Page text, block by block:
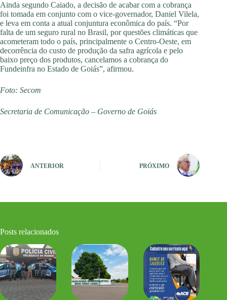
Ainda segundo Caiado, a decisão de acabar com a cobrança
foi tomada em conjunto com o vice-governador, Daniel Vilela,
e leva em conta a atual conjuntura econômica do país. “Por
falta de um seguro rural no Brasil, por questões climáticas que
acometeram todo o país, principalmente o Centro-Oeste, em
decorrência do custo de produção da safra agrícola e pelo
baixo preço dos produtos, cancelamos a cobrança do
Fundeinfra no Estado de Goiás”, afirmou.
Foto: Secom
Secretaria de Comunicação – Governo de Goiás
ANTERIOR PRÓXIMO
Posts relacionados